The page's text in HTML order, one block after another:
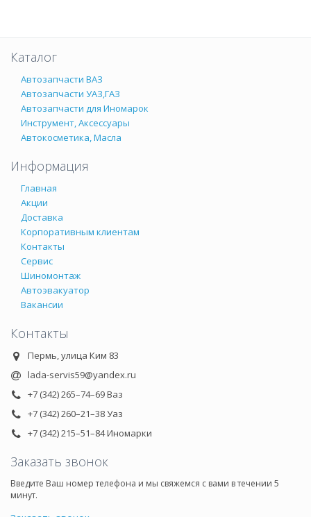
Каталог
Автозапчасти ВАЗ
Автозапчасти УАЗ,ГАЗ
Автозапчасти для Иномарок
Инструмент, Аксессуары
Автокосметика, Масла
Информация
Главная
Акции
Доставка
Корпоративным клиентам
Контакты
Сервис
Шиномонтаж
Автоэвакуатор
Вакансии
Контакты
Пермь, улица Ким 83
lada-servis59@yandex.ru
+7 (342) 265–74–69 Ваз
+7 (342) 260–21–38 Уаз
+7 (342) 215–51–84 Иномарки
Заказать звонок
Введите Ваш номер телефона и мы свяжемся с вами в течении 5
минут.